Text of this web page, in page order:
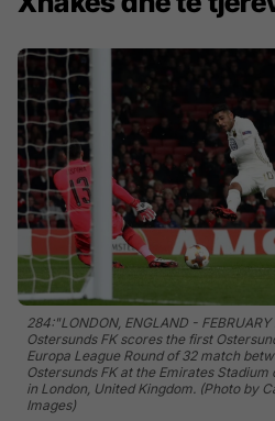
284:"LONDON, ENGLAND -
Ostersunds FK scores the first
Europa League Round of 32 match
Ostersunds FK at the Emirates Stadium
in London, United Kingdom. (Photo by
Images)